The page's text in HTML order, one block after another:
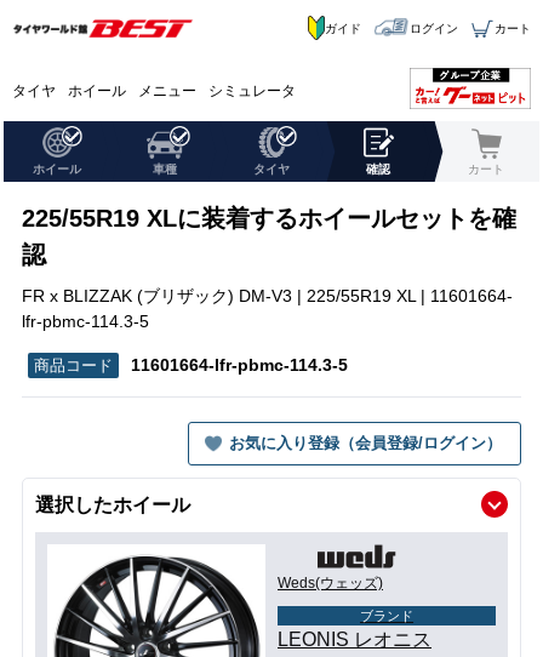
タイヤ ホイール メニュー シミュレータ
ガイド ログイン カート
ホイール 車種 タイヤ 確認 カート
225/55R19 XLに装着するホイールセットを確
認
FR x BLIZZAK (ブリザック) DM-V3 | 225/55R19 XL | 11601664-
lfr-pbmc-114.3-5
11601664-lfr-pbmc-114.3-5
お気に入り登録（会員登録/ログイン）
選択したホイール
Weds(ウェッズ)
ブランド
LEONIS レオニス